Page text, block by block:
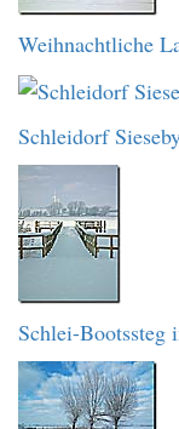
Weihnachtliche
Schleidorf
Schlei-Bootssteg